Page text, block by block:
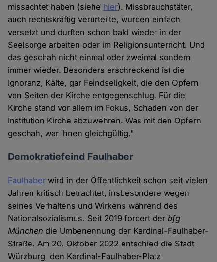
missachtet haben (siehe hier). Missbrauchstäter,
auch rechtskräftig verurteilte, wurden einfach
versetzt und durften schon bald wieder in der
Seelsorge arbeiten oder im Religionsunterricht. Und
das geschah nicht einmal oder zweimal sondern
immer wieder. Besonders erschreckend ist die
Ignoranz, Kälte, gar Feindseligkeit, die den Opfern
von Seiten der Kirche entgegenschlug. Für die
Kirche stand vor allem im Fokus, Schaden von der
Institution Kirche abzuwehren. Was mit den Opfern
geschah, war ihnen gleichgültig."
Demokratiefeind Faulhaber
Faulhaber wird in der Öffentlichkeit schon seit vielen
Jahren kritisch betrachtet, insbesondere wegen
seines Verhaltens und Wirkens während des
Nationalsozialismus. Seit 2019 fordert derbfg
München die Umbenennung der Kardinal-Faulhaber-
Straße. Am 20. Oktober 2022 entschied die Stadt
Würzburg, den Kardinal-Faulhaber-Platz